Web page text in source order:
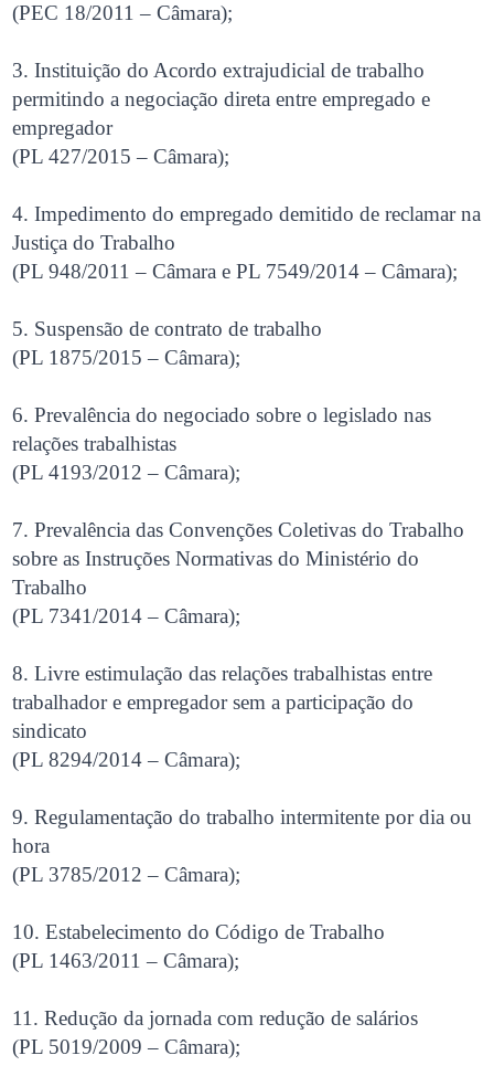
(PEC 18/2011 – Câmara);
3. Instituição do Acordo extrajudicial de trabalho
permitindo a negociação direta entre empregado e
empregador
(PL 427/2015 – Câmara);
4. Impedimento do empregado demitido de reclamar na
Justiça do Trabalho
(PL 948/2011 – Câmara e PL 7549/2014 – Câmara);
5. Suspensão de contrato de trabalho
(PL 1875/2015 – Câmara);
6. Prevalência do negociado sobre o legislado nas
relações trabalhistas
(PL 4193/2012 – Câmara);
7. Prevalência das Convenções Coletivas do Trabalho
sobre as Instruções Normativas do Ministério do
Trabalho
(PL 7341/2014 – Câmara);
8. Livre estimulação das relações trabalhistas entre
trabalhador e empregador sem a participação do
sindicato
(PL 8294/2014 – Câmara);
9. Regulamentação do trabalho intermitente por dia ou
hora
(PL 3785/2012 – Câmara);
10. Estabelecimento do Código de Trabalho
(PL 1463/2011 – Câmara);
11. Redução da jornada com redução de salários
(PL 5019/2009 – Câmara);